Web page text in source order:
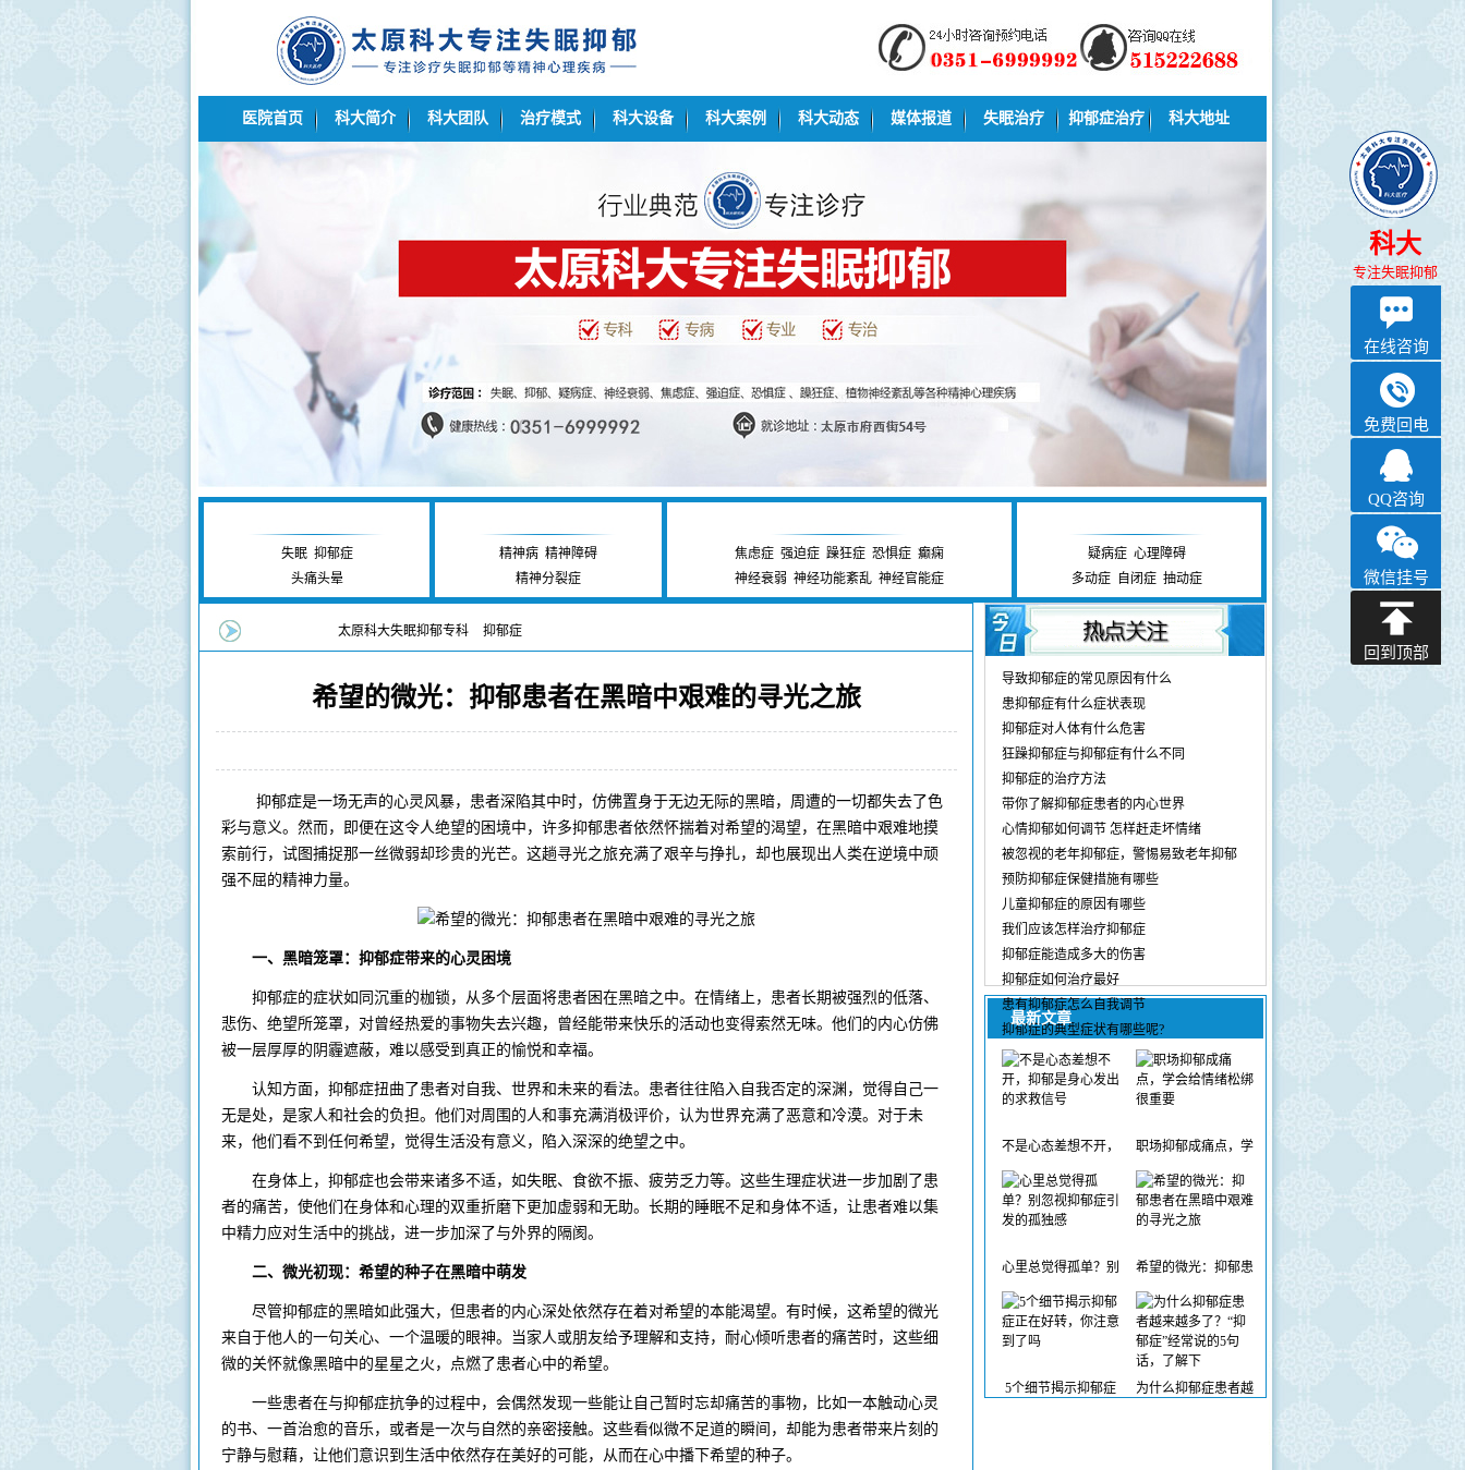
医院首页 科大简介 科大团队 治疗模式 科大设备 科大案例 科大动态 媒体报道 失眠治疗 抑郁症治疗 科大地址
失眠 抑郁症
头痛头晕
精神病 精神障碍
精神分裂症
焦虑症 强迫症 躁狂症 恐惧症 癫痫
神经衰弱 神经功能紊乱 神经官能症
疑病症 心理障碍
多动症 自闭症 抽动症
太原科大失眠抑郁专科 抑郁症
希望的微光：抑郁患者在黑暗中艰难的寻光之旅
抑郁症是一场无声的心灵风暴，患者深陷其中时，仿佛置身于无边无际的黑暗，周遭的一切都失去了色
彩与意义。然而，即便在这令人绝望的困境中，许多抑郁患者依然怀揣着对希望的渴望，在黑暗中艰难地摸
索前行，试图捕捉那一丝微弱却珍贵的光芒。这趟寻光之旅充满了艰辛与挣扎，却也展现出人类在逆境中顽
强不屈的精神力量。
一、黑暗笼罩：抑郁症带来的心灵困境
抑郁症的症状如同沉重的枷锁，从多个层面将患者困在黑暗之中。在情绪上，患者长期被强烈的低落、
悲伤、绝望所笼罩，对曾经热爱的事物失去兴趣，曾经能带来快乐的活动也变得索然无味。他们的内心仿佛
被一层厚厚的阴霾遮蔽，难以感受到真正的愉悦和幸福。
认知方面，抑郁症扭曲了患者对自我、世界和未来的看法。患者往往陷入自我否定的深渊，觉得自己一
无是处，是家人和社会的负担。他们对周围的人和事充满消极评价，认为世界充满了恶意和冷漠。对于未
来，他们看不到任何希望，觉得生活没有意义，陷入深深的绝望之中。
在身体上，抑郁症也会带来诸多不适，如失眠、食欲不振、疲劳乏力等。这些生理症状进一步加剧了患
者的痛苦，使他们在身体和心理的双重折磨下更加虚弱和无助。长期的睡眠不足和身体不适，让患者难以集
中精力应对生活中的挑战，进一步加深了与外界的隔阂。
二、微光初现：希望的种子在黑暗中萌发
尽管抑郁症的黑暗如此强大，但患者的内心深处依然存在着对希望的本能渴望。有时候，这希望的微光
来自于他人的一句关心、一个温暖的眼神。当家人或朋友给予理解和支持，耐心倾听患者的痛苦时，这些细
微的关怀就像黑暗中的星星之火，点燃了患者心中的希望。
一些患者在与抑郁症抗争的过程中，会偶然发现一些能让自己暂时忘却痛苦的事物，比如一本触动心灵
的书、一首治愈的音乐，或者是一次与自然的亲密接触。这些看似微不足道的瞬间，却能为患者带来片刻的
宁静与慰藉，让他们意识到生活中依然存在美好的可能，从而在心中播下希望的种子。
导致抑郁症的常见原因有什么
患抑郁症有什么症状表现
抑郁症对人体有什么危害
狂躁抑郁症与抑郁症有什么不同
抑郁症的治疗方法
带你了解抑郁症患者的内心世界
心情抑郁如何调节 怎样赶走坏情绪
被忽视的老年抑郁症，警惕易致老年抑郁
预防抑郁症保健措施有哪些
儿童抑郁症的原因有哪些
我们应该怎样治疗抑郁症
抑郁症能造成多大的伤害
抑郁症如何治疗最好
患有抑郁症怎么自我调节
抑郁症的典型症状有哪些呢?
最新文章
不是心态差想不开， 职场抑郁成痛点，学
心里总觉得孤单？别 希望的微光：抑郁患
5个细节揭示抑郁症 为什么抑郁症患者越
科大
专注失眠抑郁
在线咨询
免费回电
QQ咨询
微信挂号
回到顶部